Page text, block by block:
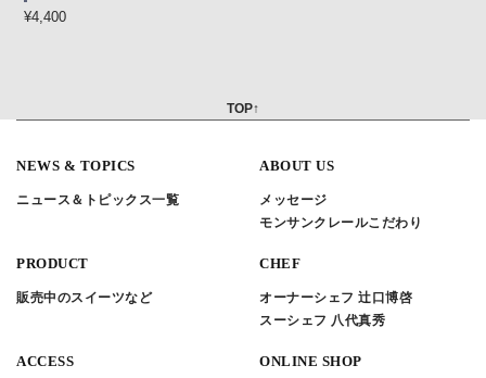
¥4,400
TOP↑
NEWS & TOPICS
ニュース＆トピックス一覧
ABOUT US
メッセージ
モンサンクレールこだわり
PRODUCT
販売中のスイーツなど
CHEF
オーナーシェフ 辻口博啓
スーシェフ 八代真秀
ACCESS ONLINE SHOP